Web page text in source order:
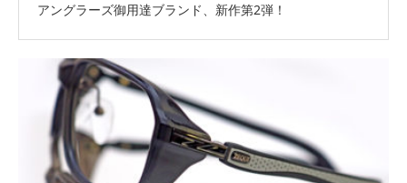
アングラーズ御用達ブランド、新作第2弾！